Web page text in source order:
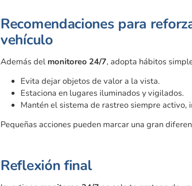
Recomendaciones para
vehículo
Además del monitoreo 24/7, adopta hábitos
Evita dejar objetos de valor a la vista.
Estaciona en lugares iluminados y vigilados.
Mantén el sistema de rastreo siempre activo,
Pequeñas acciones pueden marcar una gran
Reflexión final